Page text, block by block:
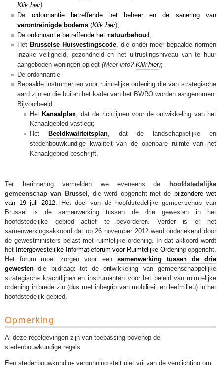
Klik hier)
De ordonnantie betreffende het beheer en de sanering van
verontreinigde bodems (Klik hier);
De ordonnantie betreffende het natuurbehoud ;
Het Brusselse Huisvestingscode, die onder meer bepaalde normen
inzake veiligheid, gezondheid en het uitrustingsniveau van te huur
aangeboden woningen oplegt (Meer info? Klik hier);
De ordonnantie
Bepaalde instrumenten voor ruimtelijke ordening die van strategische
aard zijn en die buiten het kader van het BWRO worden aangenomen.
Bijvoorbeeld:
Het Kanaalplan, dat de richtlijnen voor de ontwikkeling van het
Kanaalgebied vastlegt;
Het
Beeldkwaliteitsplan, dat de landschappelijke en
stedenbouwkundige kwaliteit van de openbare ruimte van het
Kanaalgebied beschrijft.
Ter herinnering vermelden we eveneens de
hoofdstedelijke
gemeenschap van Brussel , die werd opgericht met de bijzondere wet
van 19 juli 2012. Het doel van de hoofdstedelijke gemeenschap van
Brussel is de samenwerking tussen de drie gewesten in het
hoofdstedelijke gebied actief te bevorderen. Verder is er het
samenwerkingsakkoord dat op 26 november 2012 werd ondertekend door
de gewestministers belast met ruimtelijke ordening. In dat akkoord wordt
het Intergewestelijke Informatieforum voor Ruimtelijke Ordening opgericht.
Het forum moet zorgen voor een samenwerking tussen de drie
gewesten die bijdraagt tot de ontwikkeling van gemeenschappelijke
strategische krachtlijnen en instrumenten voor het beleid van ruimtelijke
ordening in brede zin (dus met inbegrip van mobiliteit en leefmilieu) in het
hoofdstedelijk gebied.
Opmerking
Al deze regelgevingen zijn van toepassing bovenop de
stedenbouwkundige regels.
Een stedenbouwkundige vergunning stelt niet vrij van de verplichting om